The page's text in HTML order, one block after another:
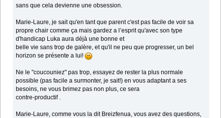
sans que cela devienne une obsession.
Marie-Laure, je sait qu'en tant que parent c'est pas facile de voir sa
propre chair comme ça mais gardez a l’esprit qu'avec son type
d'handicap Luka aura déjà une bonne et
belle vie sans trop de galère, et qu'il ne peu que progresser, un bel
horizon se présente a lui!
Ne le "coucouniez" pas trop, essayez de rester la plus normale
possible (pas facile a surmonter, je sait!) en vous adaptant a ses
besoins, ne vous brimez pas non plus, ce sera
contre-productif .
Marie-Laure, comme vous la dit Breizfenua, vous avez des questions,